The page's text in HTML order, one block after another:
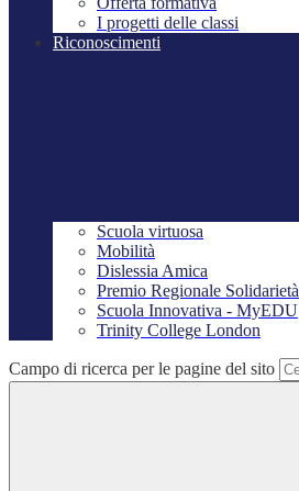
I progetti delle classi
Riconoscimenti
Scuola virtuosa
Mobilità
Dislessia Amica
Premio Regionale Solidarietà
Scuola Innovativa - MyEDU
Trinity College London
Campo di ricerca per le pagine del sito